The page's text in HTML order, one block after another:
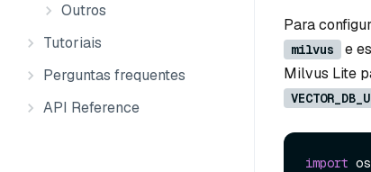
Outros
Tutoriais
Perguntas frequentes
API Reference
Para
milvus e
Milvus Lite
import os